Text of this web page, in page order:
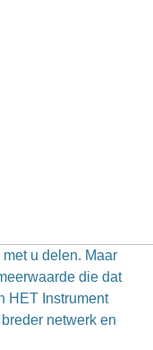
u delen. Maar
die dat
HET Instrument
netwerk en